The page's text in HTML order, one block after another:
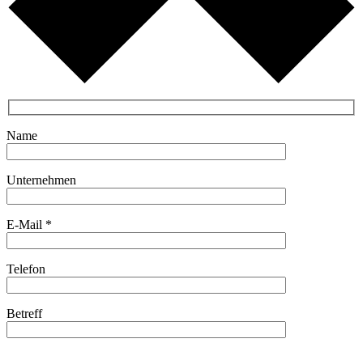
Name
Unternehmen
E-Mail *
Telefon
Betreff